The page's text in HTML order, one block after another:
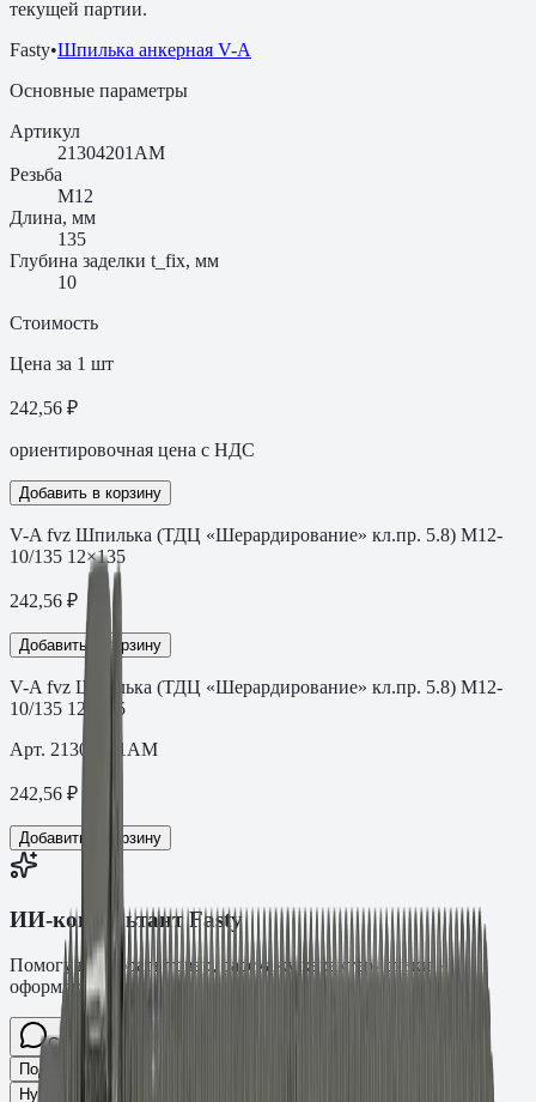
текущей партии.
Fasty•Шпилька анкерная V-A
Основные параметры
Артикул
21304201AM
Резьба
M12
Длина, мм
135
Глубина заделки t_fix, мм
10
Стоимость
Цена за 1 шт
242,56 ₽
ориентировочная цена с НДС
Добавить в корзину
V-A fvz Шпилька (ТДЦ «Шерардирование» кл.пр. 5.8) M12-
10/135 12×135
242,56 ₽
Добавить в корзину
V-A fvz Шпилька (ТДЦ «Шерардирование» кл.пр. 5.8) M12-
10/135 12×135
Арт. 21304201AM
242,56 ₽
Добавить в корзину
ИИ-консультант Fasty
Помогу подобрать товар, расскажу характеристики и
оформлю заявку.
Спросите про крепёж Fasty…
Подобрать размер
Нужен ТС/ТО